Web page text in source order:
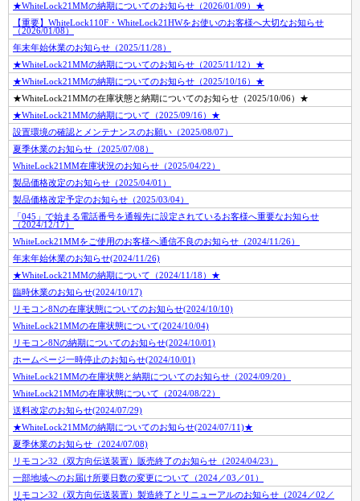
★WhiteLock21MMの納期についてのお知らせ（2026/01/09）★
【重要】WhiteLock110F・WhiteLock21HWをお使いのお客様へ大切なお知らせ
（2026/01/08）
年末年始休業のお知らせ（2025/11/28）
★WhiteLock21MMの納期についてのお知らせ（2025/11/12）★
★WhiteLock21MMの納期についてのお知らせ（2025/10/16）★
★WhiteLock21MMの在庫状態と納期についてのお知らせ（2025/10/06）★
★WhiteLock21MMの納期について（2025/09/16）★
設置環境の確認とメンテナンスのお願い（2025/08/07）
夏季休業のお知らせ（2025/07/08）
WhiteLock21MM在庫状況のお知らせ（2025/04/22）
製品価格改定のお知らせ（2025/04/01）
製品価格改定予定のお知らせ（2025/03/04）
「045」で始まる電話番号を通報先に設定されているお客様へ重要なお知らせ
（2024/12/17）
WhiteLock21MMをご使用のお客様へ通信不良のお知らせ（2024/11/26）
年末年始休業のお知らせ(2024/11/26)
★WhiteLock21MMの納期について（2024/11/18）★
臨時休業のお知らせ(2024/10/17)
リモコン8Nの在庫状態についてのお知らせ(2024/10/10)
WhiteLock21MMの在庫状態について(2024/10/04)
リモコン8Nの納期についてのお知らせ(2024/10/01)
ホームページ一時停止のお知らせ(2024/10/01)
WhiteLock21MMの在庫状態と納期についてのお知らせ（2024/09/20）
WhiteLock21MMの在庫状態について（2024/08/22）
送料改定のお知らせ(2024/07/29)
★WhiteLock21MMの納期についてのお知らせ(2024/07/11)★
夏季休業のお知らせ（2024/07/08)
リモコン32（双方向伝送装置）販売終了のお知らせ（2024/04/23）
一部地域へのお届け所要日数の変更について（2024／03／01）
リモコン32（双方向伝送装置）製造終了とリニューアルのお知らせ（2024／02／